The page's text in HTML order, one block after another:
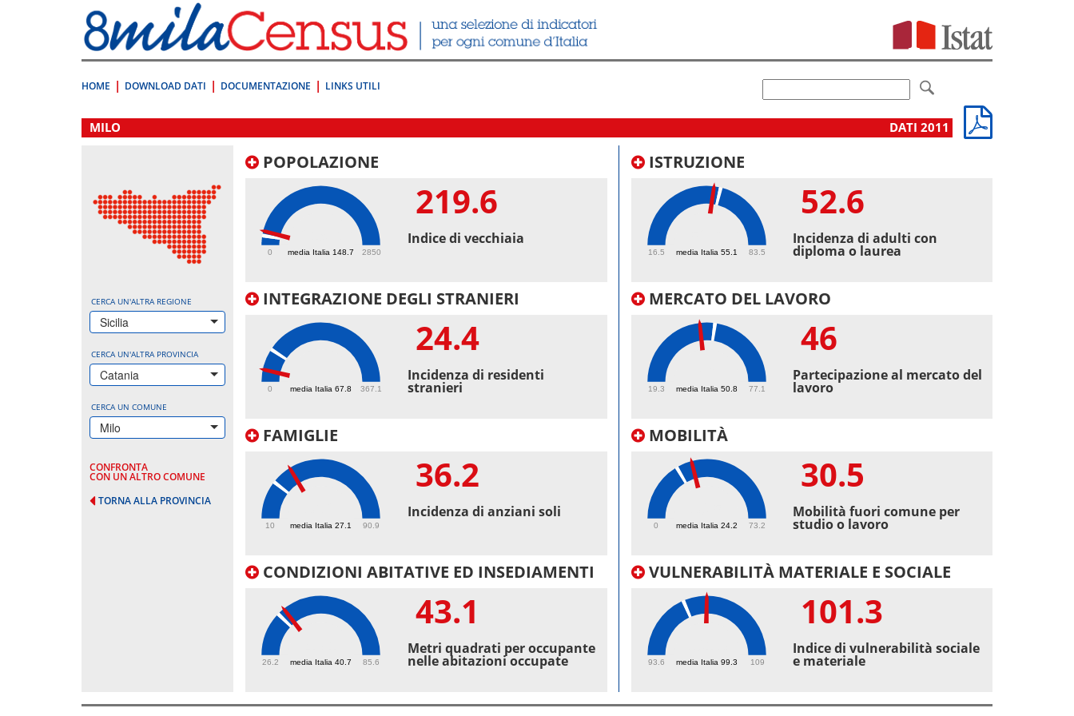
direttamente
a:
Contenuto
HOME DOWNLOAD DATI DOCUMENTAZIONE LINKS UTILI
.
MILO DATI 2011
CERCA UN'ALTRA REGIONE
Sicilia
CERCA UN'ALTRA PROVINCIA
Catania
CERCA UN COMUNE
Milo
CONFRONTA
CON UN ALTRO COMUNE
TORNA ALLA PROVINCIA
POPOLAZIONE
media Italia 148.7
0 2850
219.6
Indice di vecchiaia
INTEGRAZIONE DEGLI STRANIERI
media Italia 67.8
0 367.1
24.4
Incidenza di residenti
stranieri
FAMIGLIE
media Italia 27.1
10 90.9
36.2
Incidenza di anziani soli
CONDIZIONI ABITATIVE ED INSEDIAMENTI
media Italia 40.7
26.2 85.6
43.1
Metri quadrati per occupante
nelle abitazioni occupate
ISTRUZIONE
media Italia 55.1
16.5 83.5
52.6
Incidenza di adulti con
diploma o laurea
MERCATO DEL LAVORO
media Italia 50.8
19.3 77.1
46
Partecipazione al mercato del
lavoro
MOBILITÀ
media Italia 24.2
0 73.2
30.5
Mobilità fuori comune per
studio o lavoro
VULNERABILITÀ MATERIALE E SOCIALE
media Italia 99.3
93.6 109
101.3
Indice di vulnerabilità sociale
e materiale